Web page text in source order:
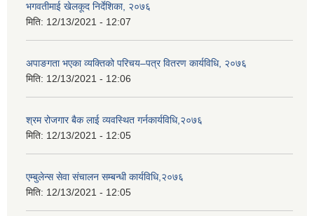
भगवतीमाई खेलकूद निर्देशिका, २०७६
मिति: 12/13/2021 - 12:07
अपाङगता भएका व्यक्तिको परिचय–पत्र वितरण कार्यविधि, २०७६
मिति: 12/13/2021 - 12:06
श्रम रोजगार बैक लाई व्यवस्थित गर्नकार्यविधि,२०७६
मिति: 12/13/2021 - 12:05
एम्बुलेन्स सेवा संचालन सम्बन्धी कार्यविधि,२०७६
मिति: 12/13/2021 - 12:05